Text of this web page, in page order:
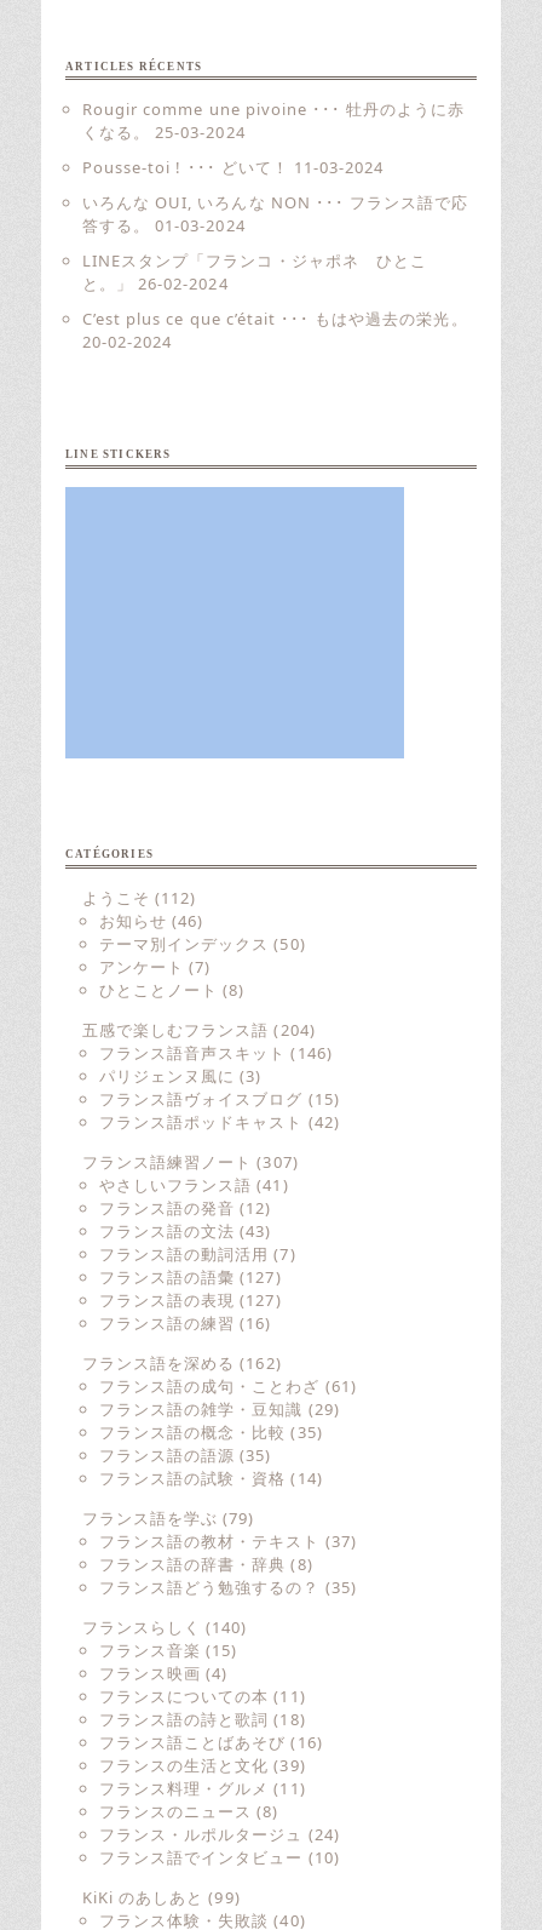
ARTICLES RÉCENTS
Rougir comme une pivoine ･･･ 牡丹のように赤
くなる。
25-03-2024
Pousse-toi ! ･･･ どいて！
11-03-2024
いろんな OUI, いろんな NON ･･･ フランス語で応
答する。
01-03-2024
LINEスタンプ「フランコ・ジャポネ ひとこ
と。」
26-02-2024
C’est plus ce que c’était ･･･ もはや過去の栄光。
20-02-2024
LINE STICKERS
CATÉGORIES
ようこそ (112)
お知らせ (46)
テーマ別インデックス (50)
アンケート (7)
ひとことノート (8)
五感で楽しむフランス語 (204)
フランス語音声スキット (146)
パリジェンヌ風に (3)
フランス語ヴォイスブログ (15)
フランス語ポッドキャスト (42)
フランス語練習ノート (307)
やさしいフランス語 (41)
フランス語の発音 (12)
フランス語の文法 (43)
フランス語の動詞活用 (7)
フランス語の語彙 (127)
フランス語の表現 (127)
フランス語の練習 (16)
フランス語を深める (162)
フランス語の成句・ことわざ (61)
フランス語の雑学・豆知識 (29)
フランス語の概念・比較 (35)
フランス語の語源 (35)
フランス語の試験・資格 (14)
フランス語を学ぶ (79)
フランス語の教材・テキスト (37)
フランス語の辞書・辞典 (8)
フランス語どう勉強するの？ (35)
フランスらしく (140)
フランス音楽 (15)
フランス映画 (4)
フランスについての本 (11)
フランス語の詩と歌詞 (18)
フランス語ことばあそび (16)
フランスの生活と文化 (39)
フランス料理・グルメ (11)
フランスのニュース (8)
フランス・ルポルタージュ (24)
フランス語でインタビュー (10)
KiKi のあしあと (99)
フランス体験・失敗談 (40)